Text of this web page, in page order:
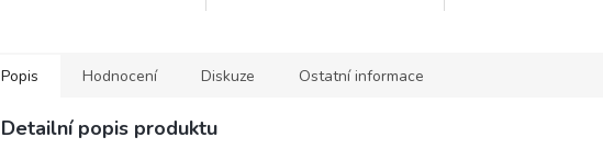
Popis Hodnocení Diskuze Ostatní informace
Detailní popis produktu